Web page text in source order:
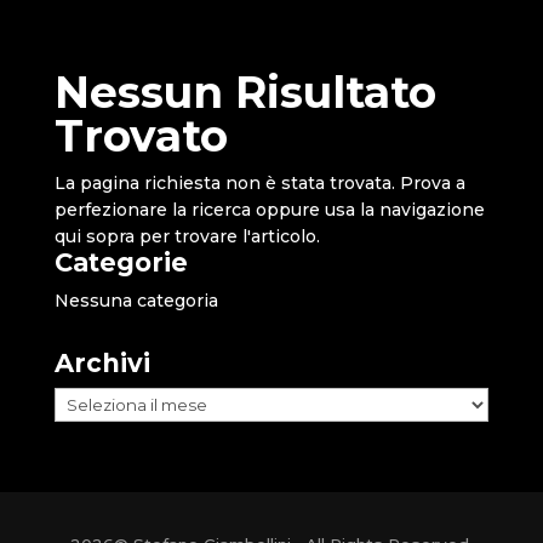
Nessun Risultato
Trovato
La pagina richiesta non è stata trovata. Prova a
perfezionare la ricerca oppure usa la navigazione
qui sopra per trovare l'articolo.
Categorie
Nessuna categoria
Archivi
Archivi